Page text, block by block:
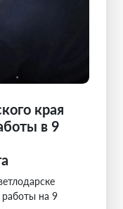
края
в 9
работы на 9